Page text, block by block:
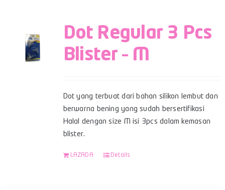
Dot Regular 3 Pcs
Blister – M
Dot yang terbuat dari bahan silikon lembut dan
berwarna bening yang sudah bersertifikasi
Halal dengan size M isi 3pcs dalam kemasan
blister.
LAZADA Details